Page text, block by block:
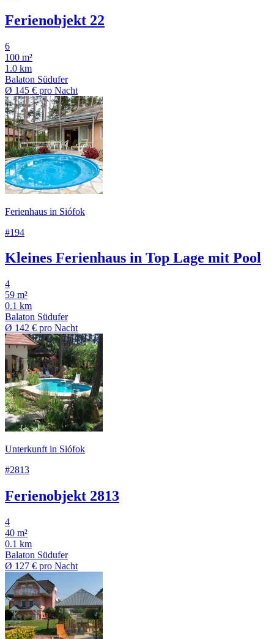
Ferienobjekt 22
6
100 m²
1.0 km
Balaton Südufer
Ø 145 € pro Nacht
Ferienhaus in Siófok
#194
Kleines Ferienhaus in Top Lage mit Pool
4
59 m²
0.1 km
Balaton Südufer
Ø 142 € pro Nacht
Unterkunft in Siófok
#2813
Ferienobjekt 2813
4
40 m²
0.1 km
Balaton Südufer
Ø 127 € pro Nacht